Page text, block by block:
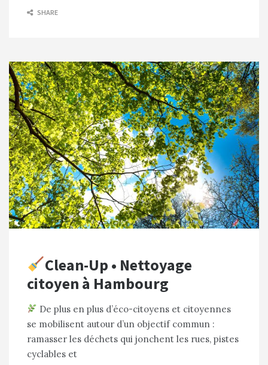
SHARE
Clean-Up • Nettoyage
citoyen à Hambourg
De plus en plus d’éco-citoyens et citoyennes
se mobilisent autour d’un objectif commun :
ramasser les déchets qui jonchent les rues, pistes
cyclables et